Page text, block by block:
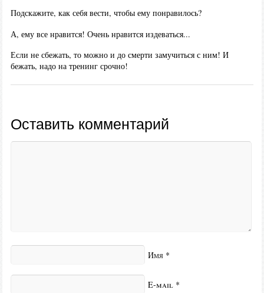
Подскажите, как себя вести, чтобы ему понравилось?
А, ему все нравится! Очень нравится издеваться...
Если не сбежать, то можно и до смерти замучиться с ним! И
бежать, надо на тренинг срочно!
Оставить комментарий
Имя *
E-mail *